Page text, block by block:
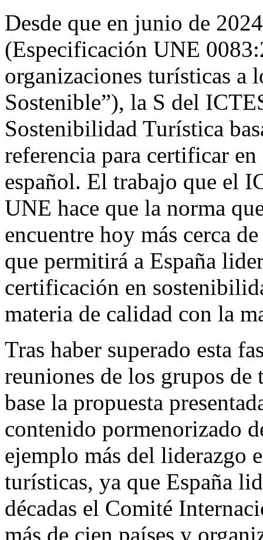
Desde que en junio de
(Especificación UNE
organizaciones turísticas a
Sostenible”), la S del
Sostenibilidad Turística
referencia para certificar
español. El trabajo que el
UNE hace que la norma
encuentre hoy más cerca
que permitirá a España
certificación en
materia de calidad con la
Tras haber superado esta
reuniones de los grupos
base la propuesta
contenido pormenorizado
ejemplo más del liderazgo
turísticas, ya que España
décadas el Comité
más de cien países y